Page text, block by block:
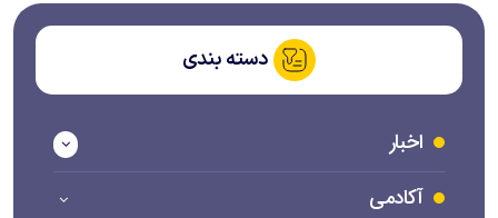
دسته بندی
اخبار
آکادمی